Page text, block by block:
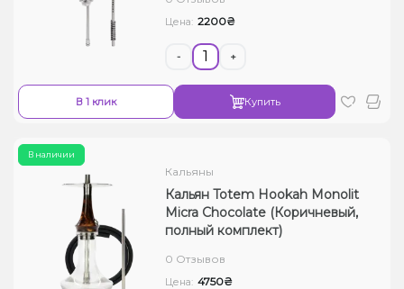
Цена: 2200₴
- +
В 1 клик Купить
В наличии
Кальяны
Кальян Totem Hookah Monolit
Micra Chocolate (Коричневый,
полный комплект)
0 Отзывов
Цена: 4750₴